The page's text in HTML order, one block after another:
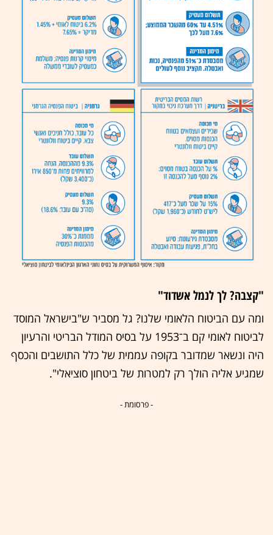
"קצבה? לך לנמל אשדוד"
ומה עם הביטוח הלאומי שלנו? גל מסביר ש"בישראל המוסד
לביטוח לאומי קם ב־1953 על בסיס המודל הבריטי והרעיון
היה ונשאר שמדובר בקופה עממית של כלל התושבים והכסף
שמגיע אליה הולך רק למטרות של ביטחון סוציאלי".
- פרסומת -